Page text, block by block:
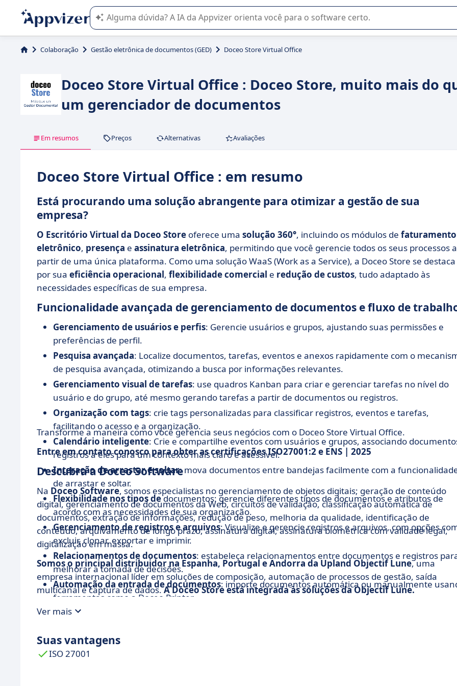
A IA do Appvizer o orienta no uso ou na seleção de software SaaS para sua empresa.
Colaboração Gestão eletrônica de documentos (GED) Doceo Store Virtual Office
Doceo Store Virtual Office : Doceo Store, muito mais do
um gerenciador de documentos
Em resumos Preços Alternativas Avaliações
Doceo Store Virtual Office : em resumo
Está procurando uma solução abrangente para otimizar a gestão de sua
empresa?
O Escritório Virtual da Doceo Store oferece uma solução 360°, incluindo os módulos de faturamento
eletrônico, presença e assinatura eletrônica, permitindo que você gerencie todos os seus processos a
partir de uma única plataforma. Como uma solução WaaS (Work as a Service), a Doceo Store se destaca
por sua eficiência operacional, flexibilidade comercial e redução de custos, tudo adaptado às
necessidades específicas de sua empresa.
Funcionalidade avançada de gerenciamento de documentos e fluxo de
Gerenciamento de usuários e perfis: Gerencie usuários e grupos, ajustando suas permissões e
preferências de perfil.
Pesquisa avançada: Localize documentos, tarefas, eventos e anexos rapidamente com o
de pesquisa avançada, otimizando a busca por informações relevantes.
Gerenciamento visual de tarefas: use quadros Kanban para criar e gerenciar tarefas no nível do
usuário e do grupo, até mesmo gerando tarefas a partir de documentos ou registros.
Organização com tags: crie tags personalizadas para classificar registros, eventos e tarefas,
facilitando o acesso e a organização.
Calendário inteligente: Crie e compartilhe eventos com usuários e grupos, associando
registros a eles para um contexto mais claro e acessível.
Interação de arrastar e soltar: mova documentos entre bandejas facilmente com a
de arrastar e soltar.
Flexibilidade nos tipos dedocumentos: gerencie diferentes tipos de documentos e atributos de
acordo com as necessidades de sua organização.
Gerenciamento de registros e arquivos: Visualize e gerencie registros e arquivos, com opções
excluir, clonar, exportar e imprimir.
Relacionamentos de documentos: estabeleça relacionamentos entre documentos e registros
melhorar a tomada de decisões.
Automação da entrada de documentos: importe documentos automática ou manualmente
ferramentas como a Doceo Printer.
Fluxos de trabalho personalizados
Caixas de entrada eficientes
entrada de documentos e tarefas.
Transforme a maneira como você gerencia seus negócios com o Doceo Store Virtual Office.
Entre em contato conosco para obter as certificações ISO27001:2 e ENS | 2025
Descubra a Doceo Software
Na Doceo Software, somos especialistas no gerenciamento de objetos digitais; geração de conteúdo
digital, gerenciamento de documentos da Web, circuitos de validação, classificação automática de
documentos, extração de informações, redução de peso, melhoria da qualidade, identificação de
conteúdo, arquivamento de longo prazo, assinatura digital, assinatura biométrica com validade legal,
digitalização em massa.
Somos o principal distribuidor na Espanha, Portugal e Andorra da Upland Objectif Lune, uma
empresa internacional líder em soluções de composição, automação de processos de gestão, saída
multicanal e captura de dados.A Doceo Store está integrada às soluções da Objectif Lune.
Ver mais
Suas vantagens
ISO 27001